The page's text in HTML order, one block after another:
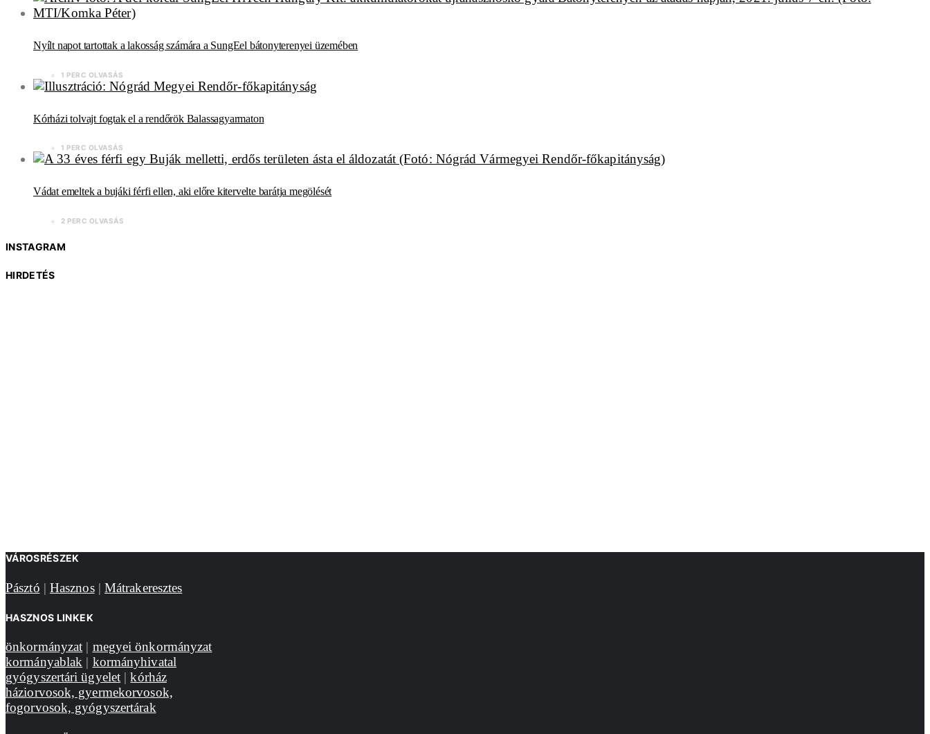
Nyílt napot tartottak a lakosság számára a SungEel bátonyterenyei üzemében
1 PERC OLVASÁS
Kórházi tolvajt fogtak el a rendőrök Balassagyarmaton
1 PERC OLVASÁS
Vádat emeltek a bujáki férfi ellen, aki előre kitervelte barátja megölését
2 PERC OLVASÁS
INSTAGRAM
HIRDETÉS
VÁROSRÉSZEK
Pásztó | Hasznos| Mátrakeresztes
HASZNOS LINKEK
önkormányzat | megyei önkormányzat
kormányablak | kormányhivatal
gyógyszertári ügyelet |kórház
háziorvosok, gyermekorvosok,
fogorvosok, gyógyszertárak